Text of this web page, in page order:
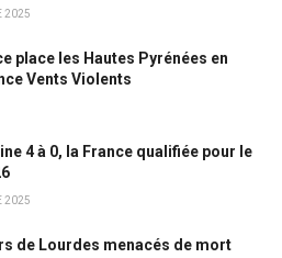
2025
place les Hautes Pyrénées en
Vents Violents
4 à 0, la France qualifiée pour le
2025
de Lourdes menacés de mort